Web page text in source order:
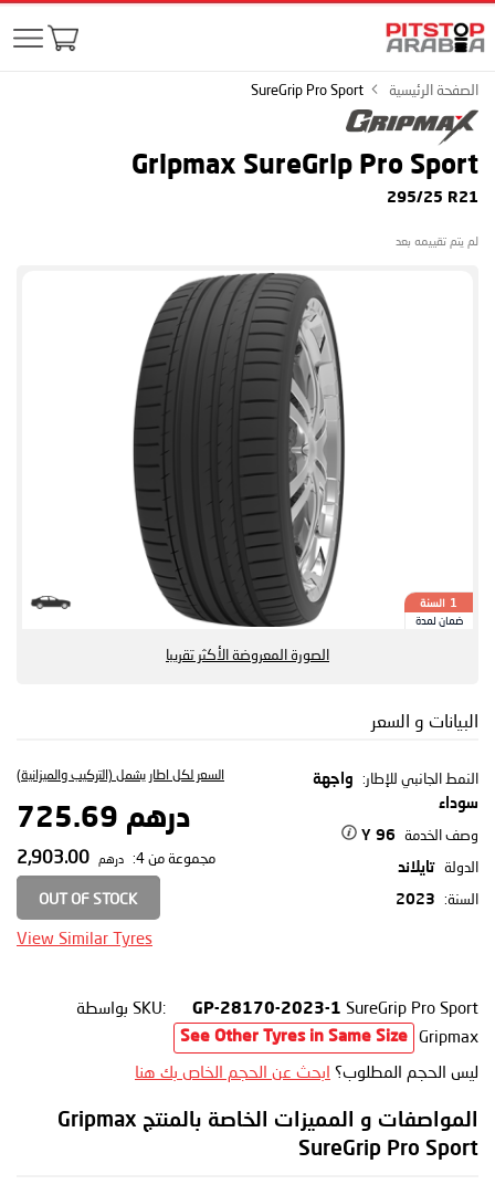
الصفحة الرئيسية SureGrip Pro Sport
Gripmax SureGrip Pro Sport
295/25 R21
لم يتم تقييمه بعد
1 السنة
ضمان لمدة
الصورة المعروضة الأكثر تقريبا
البيانات و السعر
النمط الجانبي للإطار:
واجهة
سوداء
وصف الخدمة 96 Y
الدولة تايلاند
السنة: 2023
السعر لكل اطار يشمل (التركيب والميزانية)
درهم 725.69
مجموعة من 4: درهم
OUT OF STOCK
View Similar Tyres
SKU: GP-28170-2023-1 SureGrip Pro Sport
بواسطة
Gripmax
See Other Tyres in Same Size
ليس الحجم المطلوب؟ ابحث عن الحجم الخاص بك هنا
المواصفات و المميزات الخاصة بالمنتج Gripmax
SureGrip Pro Sport